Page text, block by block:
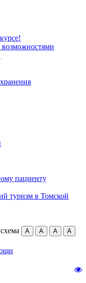
пациенту
туризм в Томской
А А А А